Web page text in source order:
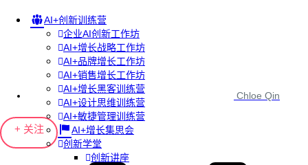
AI+创新训练营
企业AI创新工作坊
AI+增长战略工作坊
AI+品牌增长工作坊
AI+销售增长工作坊
AI+增长黑客训练营
AI+设计思维训练营
AI+敏捷管理训练营
AI+增长集思会
创新学堂
创新讲座
Chloe Qin
+ 关注